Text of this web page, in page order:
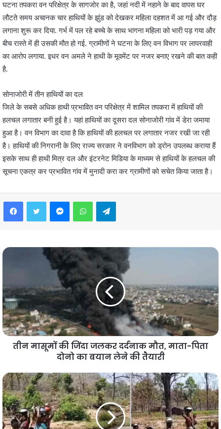
घटना तपकरा वन परिक्षेत्र के सागजोर का है, जहां नदी में नहाने के बाद वापस घर
लौटते समय अचानक चार हाथियों के झुंड को देखकर महिला दहशत में आ गई और दौड़
लगाना शुरू कर दिया. गर्भ में पल रहे बच्चे के साथ भागना महिला को भारी पड़ गया और
बीच रास्ते में ही उसकी मौत हो गई. ग्रामीणों ने घटना के लिए वन विभाग पर लापरवाही
का आरोप लगाया. इधर वन अमले ने हाथी के मूवमेंट पर नजर बनाए रखने की बात कही
है.
सोनाजोरी में तीन हाथियों का दल
जिले के सबसे अधिक हाथी प्रभावित वन परिक्षेत्र में शामिल तपकरा में हाथियों की
हलचल लगातार बनी हुई है। यहां हाथियों का दूसरा दल सोनाजोरी गांव में डेरा जमाया
हुआ है। वन विभाग का दावा है कि हाथियों की हलचल पर लगातार नजर रखी जा रही
है। हाथियों की निगरानी के लिए राज्य सरकार ने वनविभाग को ड्रोन उपलब्ध कराया हैं
इसके साथ ही हाथी मित्र दल और इंटरनेट मिडिया के माध्यम से हाथियों के हलचल की
सूचना एकत्र कर प्रभावित गांव में मुनादी करा कर ग्रामीणों को सचेत किया जाता है।
FacebookTwitter MessengerWhatsAppTelegram
तीन मासूमों की जिंदा जलकर दर्दनाक मौत, माता-पिता
दोनो का बयान लेने की तैयारी